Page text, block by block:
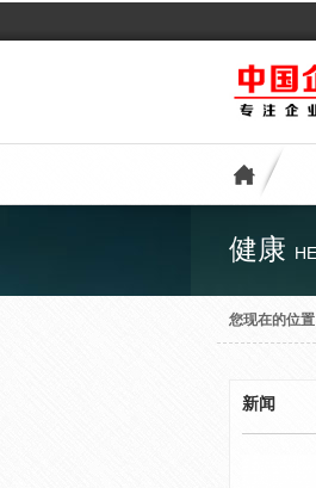
健康
您现在的位置
新闻